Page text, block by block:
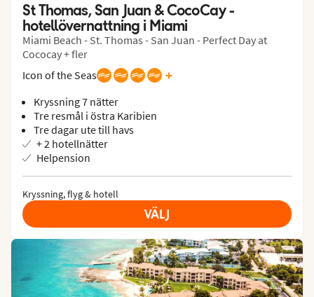
St Thomas, San Juan & CocoCay -
hotellövernattning i Miami
Miami Beach - St. Thomas - San Juan - Perfect Day at
Cococay + fler
Icon of the Seas
+
Kryssning 7 nätter
Tre resmål i östra Karibien
Tre dagar ute till havs
+ 2 hotellnätter
Helpension
Kryssning, flyg & hotell
VÄLJ